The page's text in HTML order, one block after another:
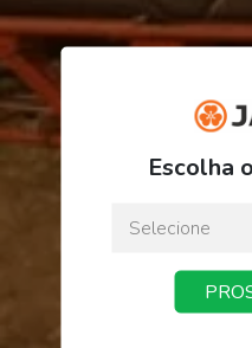
R$
ou3x
Preço a
Escolha